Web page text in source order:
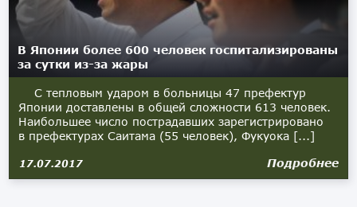
В Японии более 600 человек госпитализированы
за сутки из-за жары
С тепловым ударом в больницы 47 префектур
Японии доставлены в общей сложности 613 человек.
Наибольшее число пострадавших зарегистрировано
в префектурах Саитама (55 человек), Фукуока [...]
17.07.2017 Подробнее